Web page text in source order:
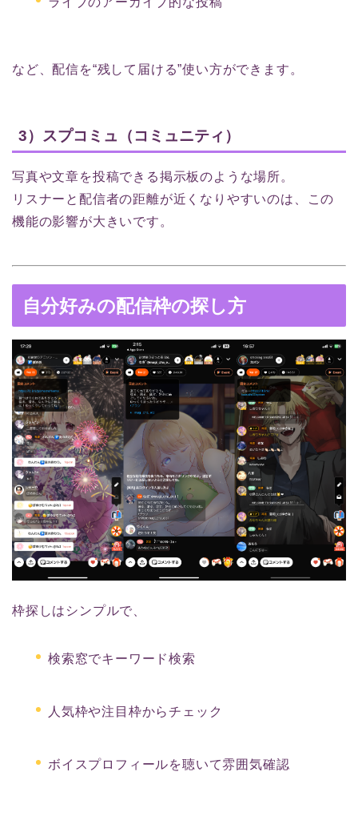
など、配信を“残して届ける”使い方ができます。
3）スプコミュ（コミュニティ）
写真や文章を投稿できる掲示板のような場所。
リスナーと配信者の距離が近くなりやすいのは、この
機能の影響が大きいです。
自分好みの配信枠の探し方
枠探しはシンプルで、
検索窓でキーワード検索
人気枠や注目枠からチェック
ボイスプロフィールを聴いて雰囲気確認